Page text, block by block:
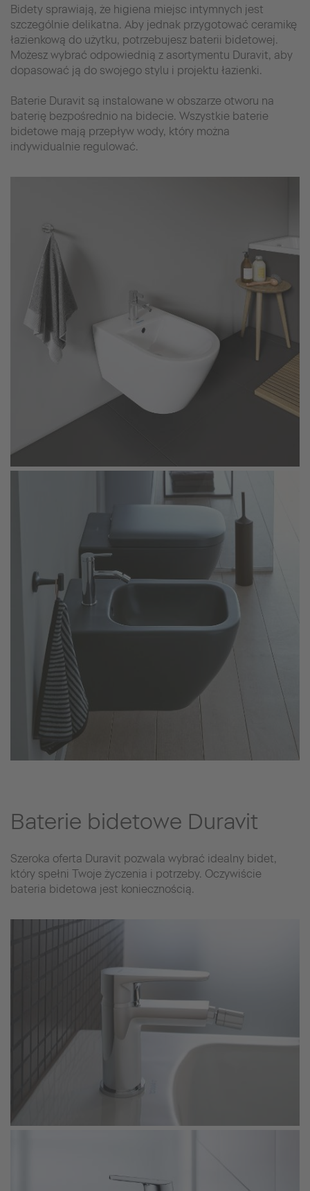
Bidety sprawiają, że higiena miejsc intymnych jest
szczególnie delikatna. Aby jednak przygotować ceramikę
łazienkową do użytku, potrzebujesz baterii bidetowej.
Możesz wybrać odpowiednią z asortymentu Duravit, aby
dopasować ją do swojego stylu i projektu łazienki.
Baterie Duravit są instalowane w obszarze otworu na
baterię bezpośrednio na bidecie. Wszystkie baterie
bidetowe mają przepływ wody, który można
indywidualnie regulować.
Baterie bidetowe Duravit
Szeroka oferta Duravit pozwala wybrać idealny bidet,
który spełni Twoje życzenia i potrzeby. Oczywiście
bateria bidetowa jest koniecznością.